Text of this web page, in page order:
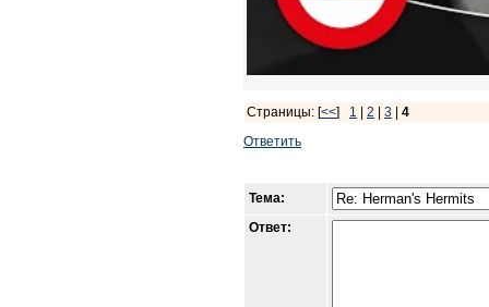
Страницы: [<<] 1 2 3
4
Ответить
Тема:
Ответ: